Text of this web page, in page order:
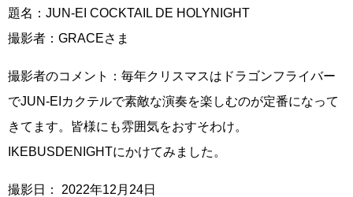
題名：JUN-EI COCKTAIL DE HOLYNIGHT
撮影者：GRACEさま
撮影者のコメント：毎年クリスマスはドラゴンフライバー
でJUN-EIカクテルで素敵な演奏を楽しむのが定番になって
きてます。皆様にも雰囲気をおすそわけ。
IKEBUSDENIGHTにかけてみました。
撮影日： 2022年12月24日